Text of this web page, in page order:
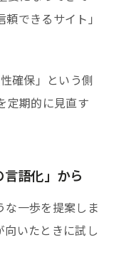
できるサイト」
確保」という側
定期的に見直す
語化」から
な一歩を提案しま
向いたときに試し